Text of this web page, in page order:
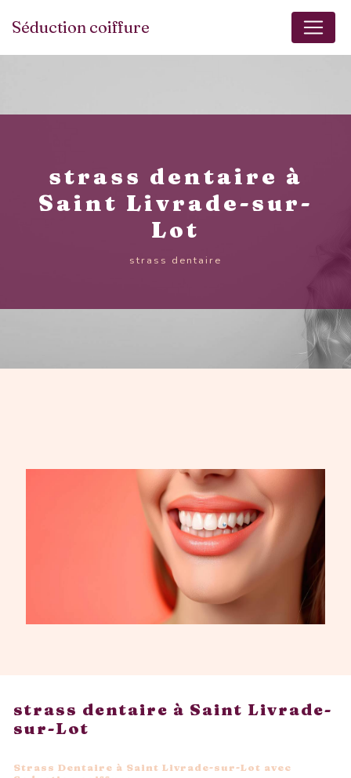
Séduction coiffure
strass dentaire à
Saint Livrade-sur-
Lot
strass dentaire
strass dentaire à Saint Livrade-
sur-Lot
Strass Dentaire à Saint Livrade-sur-Lot avec